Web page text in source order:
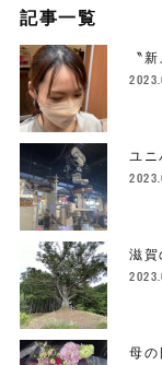
記事一覧
〝
ユ
滋賀
母の